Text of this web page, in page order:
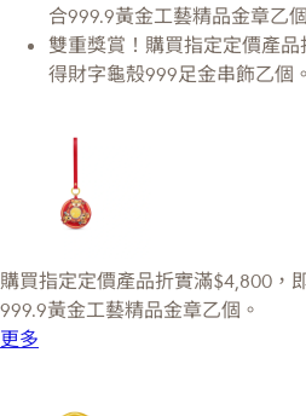
合999.9黃金工藝精品金章乙
雙重獎賞！購買指定定價產
得財字龜殼999足金串飾乙個。
購買指定定價產品折實滿$4,800，
999.9黃金工藝精品金章乙個。
更多